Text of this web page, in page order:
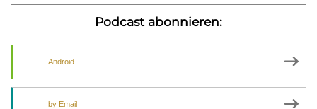
Podcast abonnieren:
Android
by Email